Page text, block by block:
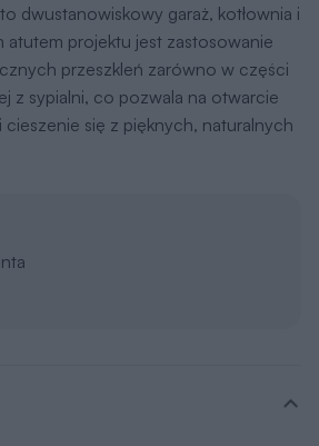
dwustanowiskowy garaż, kotłownia i
atutem projektu jest zastosowanie
przeszkleń zarówno w części
z sypialni, co pozwala na otwarcie
się z pięknych, naturalnych